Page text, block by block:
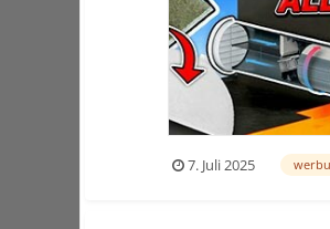
7. Juli 2025